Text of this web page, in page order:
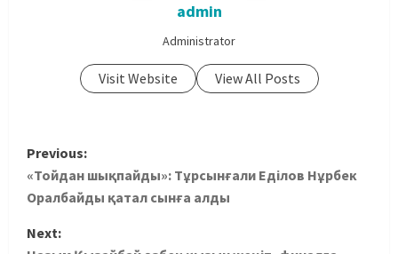
admin
Administrator
Visit Website View All Posts
Previous:
«Тойдан шықпайды»: Тұрсынғали Еділов Нұрбек
Оралбайды қатал сынға алды
Next: